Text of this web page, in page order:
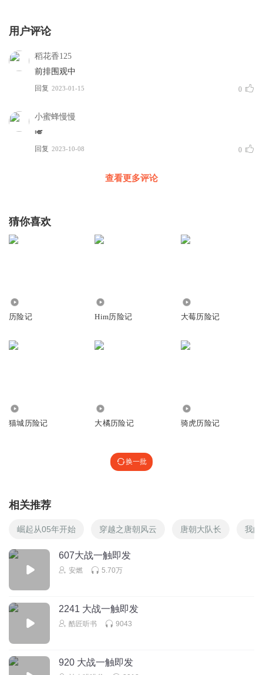
用户评论
稻花香125
前排围观中
回复 2023-01-15 0
小蜜蜂慢慢
🎺
回复 2023-10-08 0
查看更多评论
猜你喜欢
历险记 Him历险记 大莓历险记
猫城历险记 大橘历险记 骑虎历险记
换一批
相关推荐
崛起从05年开始 穿越之唐朝风云 唐朝大队长 我的
607大战一触即发
安燃 5.70万
2241 大战一触即发
酷匠听书 9043
920 大战一触即发